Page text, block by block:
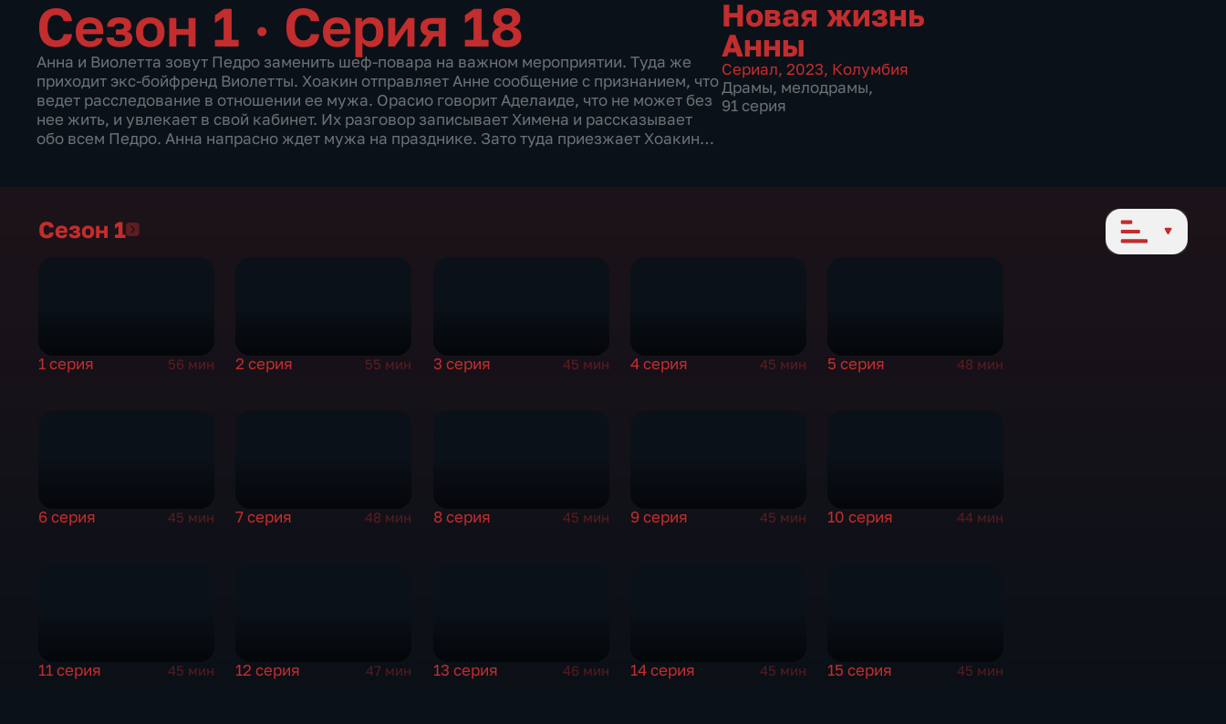
Сезон 1 · Серия 18
Анна и Виолетта зовут Педро заменить шеф-повара на важном мероприятии. Туда же
приходит экс-бойфренд Виолетты. Хоакин отправляет Анне сообщение с признанием, что
ведет расследование в отношении ее мужа. Орасио говорит Аделаиде, что не может без
нее жить, и увлекает в свой кабинет. Их разговор записывает Химена и рассказывает
обо всем Педро. Анна напрасно ждет мужа на празднике. Зато туда приезжает Хоакин…
Новая жизнь
Анны
Сериал, 2023, Колумбия
Драмы, мелодрамы,
91 серия
Сезон 1Сезон 1
1 серия 56 мин 2 серия 55 мин 3 серия 45 мин 4 серия 45 мин 5 серия 48 мин
6 серия 45 мин 7 серия 48 мин 8 серия 45 мин 9 серия 45 мин 10 серия 44 мин
11 серия 45 мин 12 серия 47 мин 13 серия 46 мин 14 серия 45 мин 15 серия 45 мин